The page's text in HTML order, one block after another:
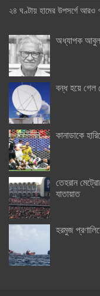
২৪ ঘণ্টায় হামের উপসর্গে
অধ্যাপক
বন্ধ হয়ে গেল
কানাডাকে
তেহরান
যাতায়াত
হরমুজ